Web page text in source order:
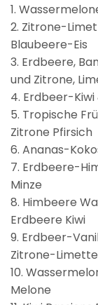
1.
2. Zitrone-
Blaubeere-Eis
3. Erdbeere,
und Zitrone,
4. Erdbeer-Kiwi
5. Tropische
Zitrone Pfirsich
6. Ananas-
7. Erdbeere-
Minze
8. Himbeere
Erdbeere Kiwi
9. Erdbeer-
Zitrone-Limette
10.
Melone